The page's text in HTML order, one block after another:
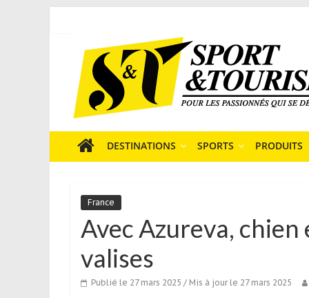
content
Tourisme
est
un
média
sur
sportif
qui
s’adresse
aux
ponctuels
DESTINATIONS SPORTS PRODUITS
France
Avec Azureva,
valises
Publié le 27 mars 2025 / Mis à jour le 27 mars 2025